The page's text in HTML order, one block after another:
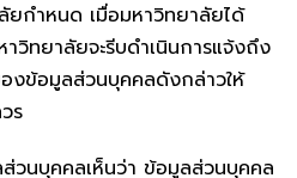
ยกำหนด เมื่อมหาวิทยาลัยได้
วิทยาลัยจะรีบดำเนินการแจ้งถึง
งข้อมูลส่วนบุคคลดังกล่าวให้
ร
นบุคคลเห็นว่า ข้อมูลส่วนบุคคล